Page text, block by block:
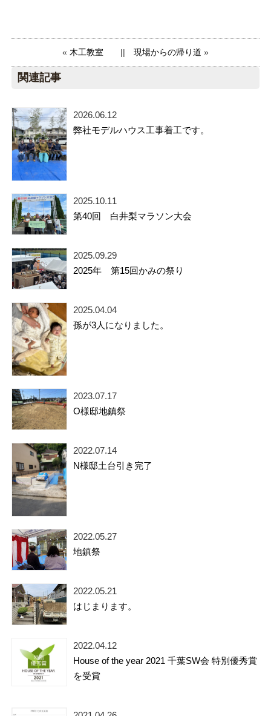
« 木工教室 || 現場からの帰り道 »
関連記事
2026.06.12
弊社モデルハウス工事着工です。
2025.10.11
第40回 白井梨マラソン大会
2025.09.29
2025年 第15回かみの祭り
2025.04.04
孫が3人になりました。
2023.07.17
O様邸地鎮祭
2022.07.14
N様邸土台引き完了
2022.05.27
地鎮祭
2022.05.21
はじまります。
2022.04.12
House of the year 2021 千葉SW会 特別優秀賞
を受賞